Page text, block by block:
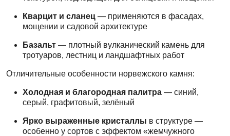
Кварцит и сланец — применяются в фасадах,
мощении и садовой архитектуре
Базальт — плотный вулканический камень для
тротуаров, лестниц и ландшафтных работ
Отличительные особенности норвежского камня:
Холодная и благородная палитра — синий,
серый, графитовый, зелёный
Ярко выраженные кристаллы в структуре —
особенно у сортов с эффектом «жемчужного